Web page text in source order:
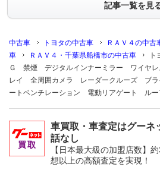
記事一覧を見
中古車 トヨタの中古車 ＲＡＶ４の中古
車
ＲＡＶ４・千葉県船橋市の中古車
ト
Ｇ 禁煙 デジタルインナーミラー ワイヤレ
レイ 全周囲カメラ レーダークルーズ ブラ
ートベンチレーション 電動リアゲート ル
車買取・車査定はグー
話なし
【日本最大級の加盟店数】
想以上の高額査定を実現！